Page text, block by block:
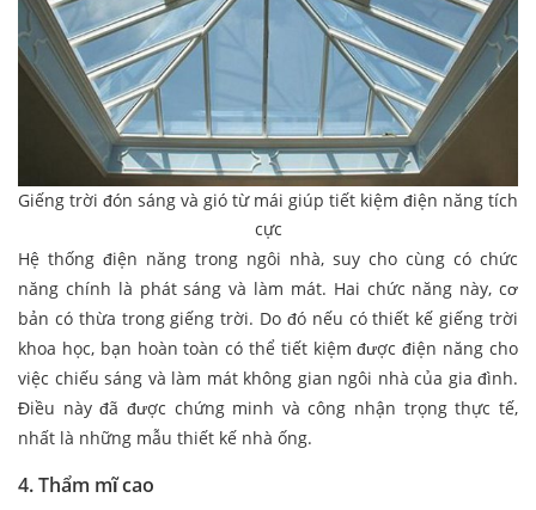
Giếng trời đón sáng và gió từ mái giúp tiết kiệm điện năng tích
cực
Hệ thống điện năng trong ngôi nhà, suy cho cùng có chức
năng chính là phát sáng và làm mát. Hai chức năng này, cơ
bản có thừa trong giếng trời. Do đó nếu có thiết kế giếng trời
khoa học, bạn hoàn toàn có thể tiết kiệm được điện năng cho
việc chiếu sáng và làm mát không gian ngôi nhà của gia đình.
Điều này đã được chứng minh và công nhận trọng thực tế,
nhất là những mẫu thiết kế nhà ống.
4. Thẩm mĩ cao